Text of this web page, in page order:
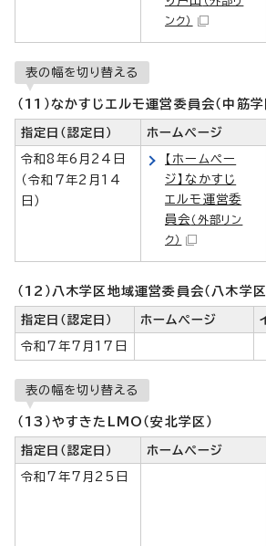
ンク）
表の幅を切り替える
（11）なかすじエルモ運営委員会（中筋学
指定日（認定日） ホームページ
令和8年6月24日
（令和7年2月14
日）
【ホームペー
ジ】なかすじ
エルモ運営委
員会 （外部リン
ク）
（12）八木学区地域運営委員会（八木学区
指定日（認定日） ホームページ
令和7年7月17日
表の幅を切り替える
（13）やすきたLMO（安北学区）
指定日（認定日） ホームページ
令和7年7月25日